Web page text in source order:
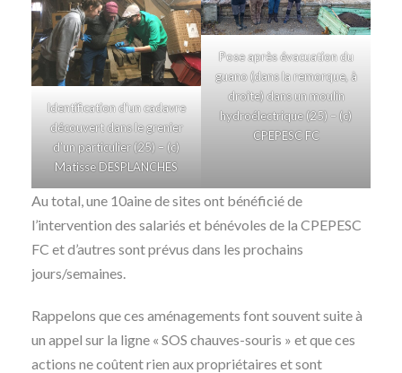
Identification d’un cadavre
découvert dans le grenier
d’un particulier (25) – (c)
Matisse DESPLANCHES
Pose après évacuation du
guano (dans la remorque, à
droite) dans un moulin
hydroélectrique (25) – (c)
CPEPESC FC
Au total, une 10aine de sites ont bénéficié de
l’intervention des salariés et bénévoles de la CPEPESC
FC et d’autres sont prévus dans les prochains
jours/semaines.
Rappelons que ces aménagements font souvent suite à
un appel sur la ligne « SOS chauves-souris » et que ces
actions ne coûtent rien aux propriétaires et sont